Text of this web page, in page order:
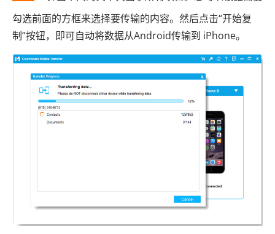
勾选前面的方框来选择要传输的内容。然后点击“开始复
制”按钮，即可自动将数据从Android传输到 iPhone。